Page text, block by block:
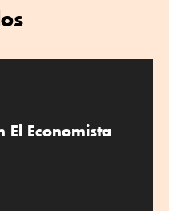
El Economista